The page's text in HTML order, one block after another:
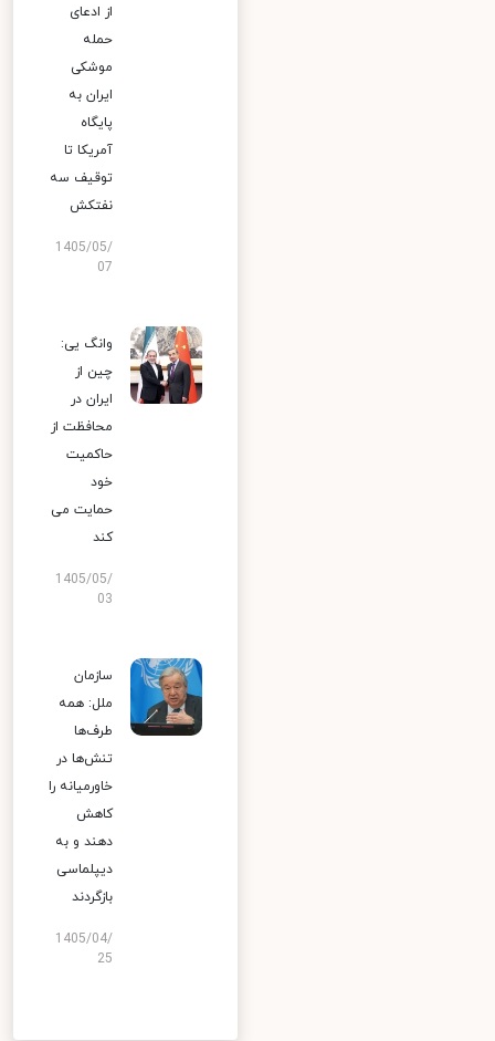
از ادعای
حمله
موشکی
ایران به
پایگاه
آمریکا تا
توقیف سه
نفتکش
1405/05/
07
وانگ یی:
چین از
ایران در
محافظت از
حاکمیت
خود
حمایت می
کند
1405/05/
03
سازمان
ملل: همه
طرف‌ها
تنش‌ها در
خاورمیانه را
کاهش
دهند و به
دیپلماسی
بازگردند
1405/04/
25